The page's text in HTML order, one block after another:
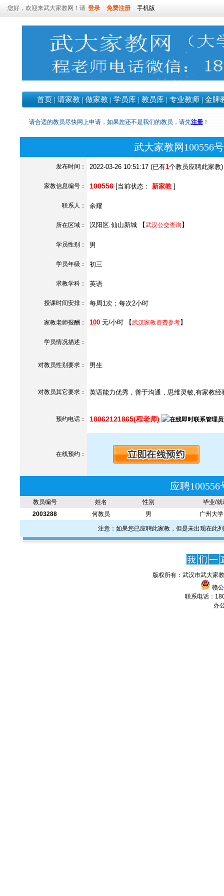
您好，欢迎来武大家教网！请 登录 免费注册 手机版
首页 | 请家教 | 做家教 | 学员库 | 教员库 | 专业教师 | 金牌
请合适的教员尽快网上申请，如果您还不是我们的教员，请先注册 ！
武大家教网100556
发布时间： 2022-03-26 10:51:17 (已有1个教员应聘此家教)
家教信息编号： 100556 [当前状态： 新家教 ]
联系人： 余耀
所在区域： 汉阳区.仙山新城 【武汉公交查询 】
学员性别： 男
学员年级： 初三
求教学科： 英语
授课时间安排： 每周1次；每次2小时
家教老师报酬： 100 元/小时 【武汉家教资费参考】
学员情况描述：
对教员性别要求： 男生
对教员其它要求： 英语能力优秀，善于沟通，思维灵敏,有家教经
预约电话： 18062121865(程老师)
在线预约：
应聘
教员编号 姓名 性别
毕业/就
2003288
何教员 男 广州大
注意：如果您已应聘此家教，但是未出现在此
版权所有：武汉市武大家
赣
联系电话：
办